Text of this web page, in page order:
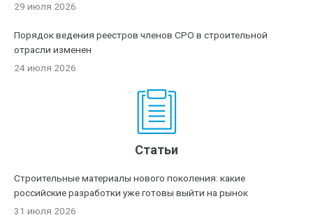
29 июля 2026
Порядок ведения реестров членов СРО в строительной
отрасли изменен
24 июля 2026
Статьи
Строительные материалы нового поколения: какие
российские разработки уже готовы выйти на рынок
31 июля 2026